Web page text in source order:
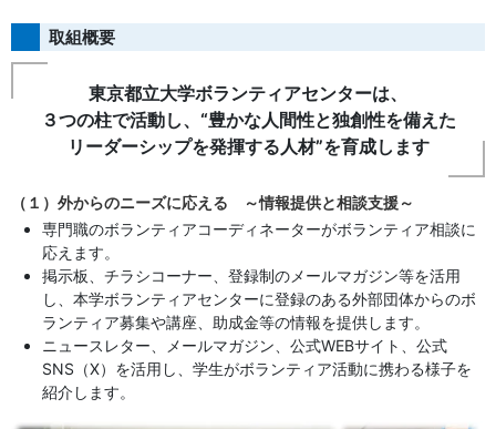
取組概要
東京都立大学ボランティアセンターは、
３つの柱で活動し、“豊かな人間性と独創性を備えた
リーダーシップを発揮する人材”を育成します
（１）外からのニーズに応える ～情報提供と相談支援～
専門職のボランティアコーディネーターがボランティア相談に
応えます。
掲示板、チラシコーナー、登録制のメールマガジン等を活用
し、本学ボランティアセンターに登録のある外部団体からのボ
ランティア募集や講座、助成金等の情報を提供します。
ニュースレター、メールマガジン、公式WEBサイト、公式
SNS（X）を活用し、学生がボランティア活動に携わる様子を
紹介します。